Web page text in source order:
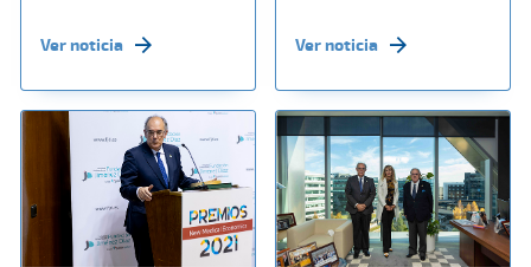
Ver noticia Ver noticia